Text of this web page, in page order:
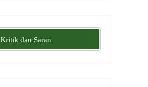
Kritik dan Saran